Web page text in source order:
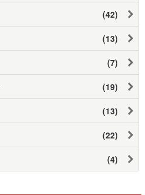
(42)
(13)
(7)
(19)
(13)
(22)
(4)